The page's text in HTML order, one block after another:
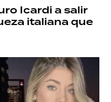
Icardi a salir
italiana que